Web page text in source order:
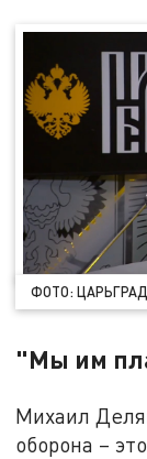
ФОТО: ЦАРЬГРАД
"Мы им
Михаил
оборона –